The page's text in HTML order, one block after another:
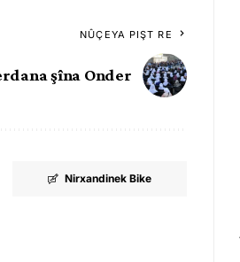
NÛÇEYA PIŞT RE
şîna Onder
Nirxandinek Bike